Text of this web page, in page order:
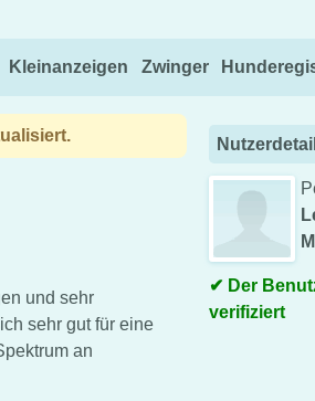
Kleinanzeigen Zwinger
und sehr
sehr gut für eine
an
Der
verifiziert